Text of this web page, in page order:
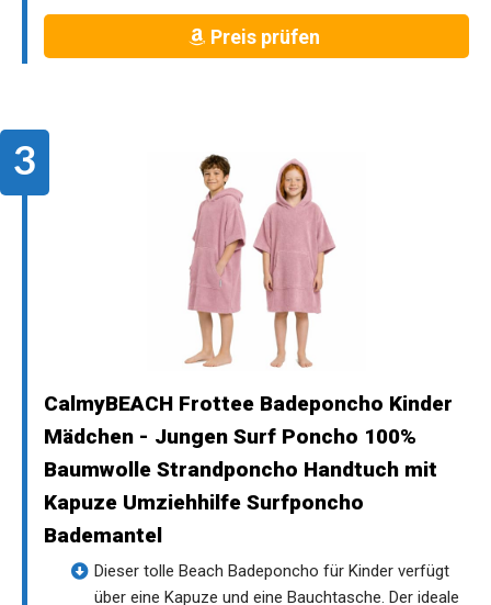
Preis prüfen
CalmyBEACH Frottee Badeponcho Kinder
Mädchen - Jungen Surf Poncho 100%
Baumwolle Strandponcho Handtuch mit
Kapuze Umziehhilfe Surfponcho
Bademantel
Dieser tolle Beach Badeponcho für Kinder verfügt
über eine Kapuze und eine Bauchtasche. Der ideale